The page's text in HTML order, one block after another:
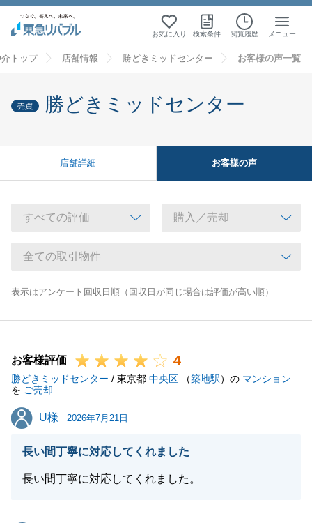
お気に入り 検索条件 閲覧履歴 メニュー
トップ 店舗情報 勝どきミッドセンター お客様の声一覧
売買 勝どきミッドセンター
店舗詳細 お客様の声
表示はアンケート回収日順（回収日が同じ場合は評価が高い順）
お客様評価 4
勝どきミッドセンター / 東京都 中央区 （築地駅）の マンション
を ご売却
U様
U様 2026年7月21日
長い間丁寧に対応してくれました
長い間丁寧に対応してくれました。